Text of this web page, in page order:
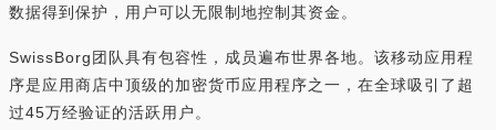
数据得到保护，用户可以无限制地控制其资金。
SwissBorg团队具有包容性，成员遍布世界各地。该移动应用程
序是应用商店中顶级的加密货币应用程序之一，在全球吸引了超
过45万经验证的活跃用户。